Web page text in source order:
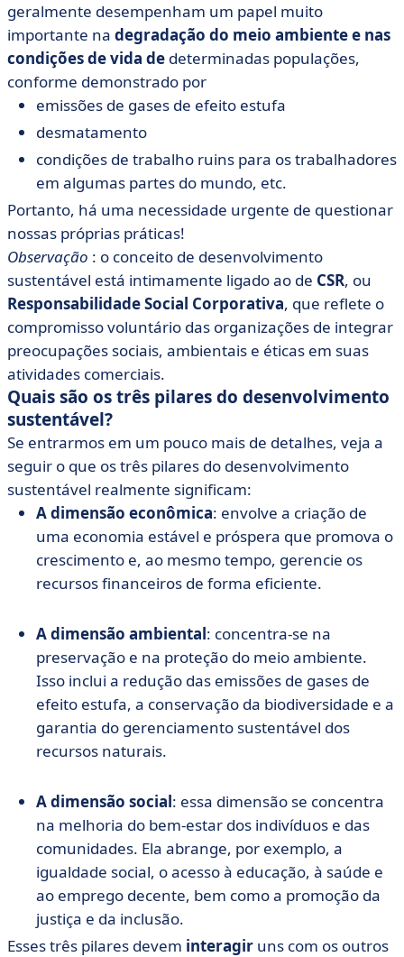
geralmente desempenham um papel muito
importante na degradação do meio ambiente e nas
condições de vida de determinadas populações,
conforme demonstrado por
emissões de gases de efeito estufa
desmatamento
condições de trabalho ruins para os trabalhadores
em algumas partes do mundo, etc.
Portanto, há uma necessidade urgente de questionar
nossas próprias práticas!
Observação : o conceito de desenvolvimento
sustentável está intimamente ligado ao de CSR, ou
Responsabilidade Social Corporativa, que reflete o
compromisso voluntário das organizações de integrar
preocupações sociais, ambientais e éticas em suas
atividades comerciais.
Quais são os três pilares do desenvolvimento
sustentável?
Se entrarmos em um pouco mais de detalhes, veja a
seguir o que os três pilares do desenvolvimento
sustentável realmente significam:
A dimensão econômica: envolve a criação de
uma economia estável e próspera que promova o
crescimento e, ao mesmo tempo, gerencie os
recursos financeiros de forma eficiente.
A dimensão ambiental: concentra-se na
preservação e na proteção do meio ambiente.
Isso inclui a redução das emissões de gases de
efeito estufa, a conservação da biodiversidade e a
garantia do gerenciamento sustentável dos
recursos naturais.
A dimensão social: essa dimensão se concentra
na melhoria do bem-estar dos indivíduos e das
comunidades. Ela abrange, por exemplo, a
igualdade social, o acesso à educação, à saúde e
ao emprego decente, bem como a promoção da
justiça e da inclusão.
Esses três pilares devem interagir uns com os outros